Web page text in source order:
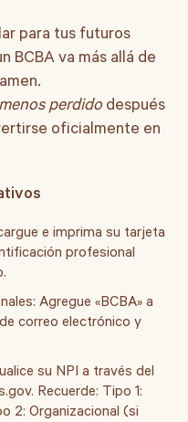
para tus futuros
BCBA va más allá de
menos perdidodespués
oficialmente en
e imprima su tarjeta
profesional
Agregue «BCBA» a
correo electrónico y
su NPI a través del
Recuerde: Tipo 1:
2: Organizacional (si